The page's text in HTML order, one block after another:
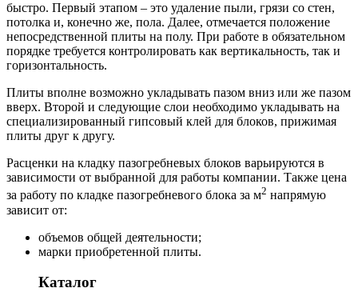
быстро. Первый этапом – это удаление пыли, грязи со стен,
потолка и, конечно же, пола. Далее, отмечается положение
непосредственной плиты на полу. При работе в обязательном
порядке требуется контролировать как вертикальность, так и
горизонтальность.
Плиты вполне возможно укладывать пазом вниз или же пазом
вверх. Второй и следующие слои необходимо укладывать на
специализированный гипсовый клей для блоков, прижимая
плиты друг к другу.
Расценки на кладку пазогребневых блоков варьируются в
зависимости от выбранной для работы компании. Также цена
за работу по кладке пазогребневого блока за м2 напрямую
зависит от:
объемов общей деятельности;
марки приобретенной плиты.
Каталог